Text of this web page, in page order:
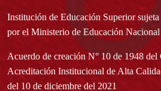
Institución de Educación Superior
por el Ministerio de Educación Nacional
Acuerdo de creación N° 10 de 1948 del
Acreditación Institucional de Alta
del 10 de diciembre del 2021